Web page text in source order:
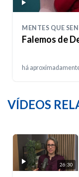
MENTES QUE
Falemos de
há
VÍDEOS
26:30